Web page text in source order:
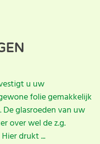
u uw
folie gemakkelijk
glasroeden van uw
over wel de z.g.
drukt ...